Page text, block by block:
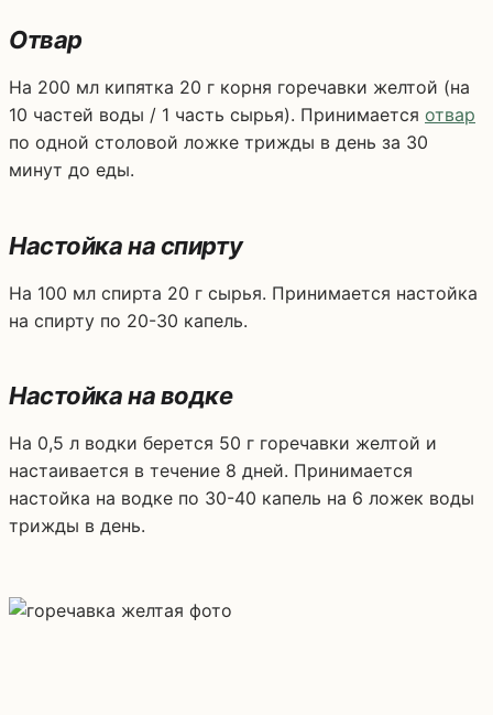
Отвар
На 200 мл кипятка 20 г корня горечавки желтой (на
10 частей воды / 1 часть сырья). Принимается отвар
по одной столовой ложке трижды в день за 30
минут до еды.
Настойка на спирту
На 100 мл спирта 20 г сырья. Принимается настойка
на спирту по 20-30 капель.
Настойка на водке
На 0,5 л водки берется 50 г горечавки желтой и
настаивается в течение 8 дней. Принимается
настойка на водке по 30-40 капель на 6 ложек воды
трижды в день.